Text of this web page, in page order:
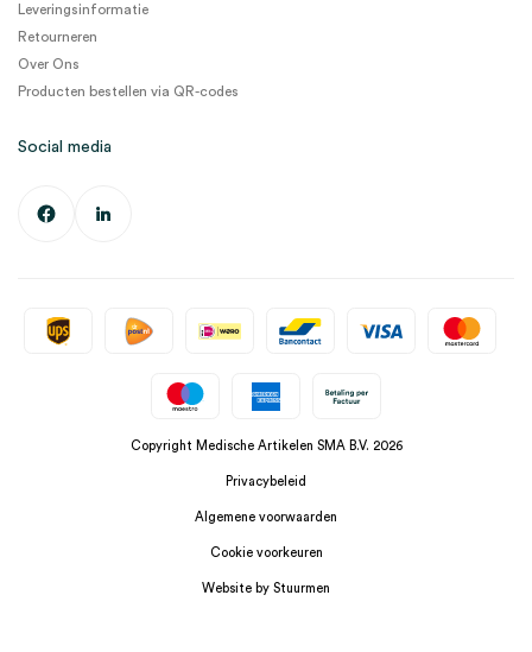
Leveringsinformatie
Retourneren
Over Ons
Producten bestellen via QR-codes
Social media
Copyright Medische Artikelen SMA B.V. 2026
Privacybeleid
Algemene voorwaarden
Cookie voorkeuren
Website by Stuurmen